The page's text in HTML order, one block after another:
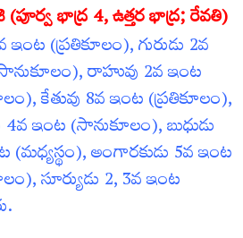
భాద్ర 4, ఉత్తర భాద్ర; రేవతి)
ఇంట (ప్రతికూలం), గురుడు 2వ
రాహువు 2వ ఇంట
కేతువు 8వ ఇంట (ప్రతికూలం),
4వ ఇంట (సానుకూలం), బుధుడు
(మధ్యస్థం), అంగారకుడు 5వ ఇంట
సూర్యుడు 2, 3వ ఇంట